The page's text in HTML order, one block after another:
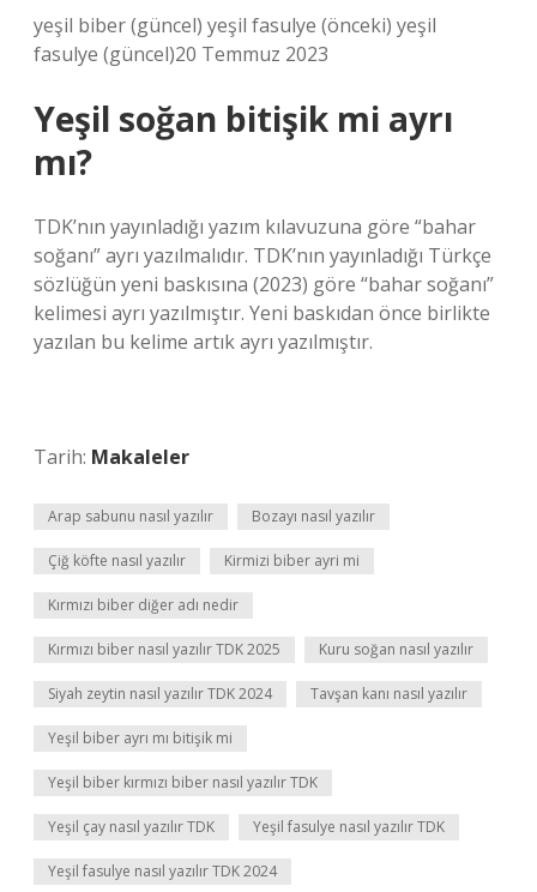
yeşil biber (güncel) yeşil fasulye (önceki) yeşil
fasulye (güncel)20 Temmuz 2023
Yeşil soğan bitişik mi ayrı
mı?
TDK’nın yayınladığı yazım kılavuzuna göre “bahar
soğanı” ayrı yazılmalıdır. TDK’nın yayınladığı Türkçe
sözlüğün yeni baskısına (2023) göre “bahar soğanı”
kelimesi ayrı yazılmıştır. Yeni baskıdan önce birlikte
yazılan bu kelime artık ayrı yazılmıştır.
Tarih: Makaleler
Arap sabunu nasıl yazılır Bozayı nasıl yazılır
Çiğ köfte nasıl yazılır Kirmizi biber ayri mi
Kırmızı biber diğer adı nedir
Kırmızı biber nasıl yazılır TDK 2025 Kuru soğan nasıl yazılır
Siyah zeytin nasıl yazılır TDK 2024 Tavşan kanı nasıl yazılır
Yeşil biber ayrı mı bitişik mi
Yeşil biber kırmızı biber nasıl yazılır TDK
Yeşil çay nasıl yazılır TDK Yeşil fasulye nasıl yazılır TDK
Yeşil fasulye nasıl yazılır TDK 2024